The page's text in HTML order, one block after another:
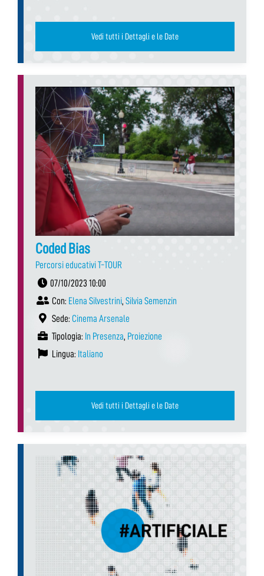
Vedi tutti i Dettagli e le Date
Coded Bias
Percorsi educativi T-TOUR
07/10/2023 10:00
Con: Elena Silvestrini, Silvia Semenzin
Sede: Cinema Arsenale
Tipologia: In Presenza, Proiezione
Lingua: Italiano
Vedi tutti i Dettagli e le Date